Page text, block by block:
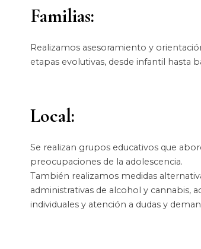
Familias:
Realizamos asesoramiento y
etapas evolutivas, desde infantil hasta
Local:
Se realizan grupos educativos que
preocupaciones de la adolescencia.
También realizamos medidas
administrativas de alcohol y cannabis,
individuales y atención a dudas y